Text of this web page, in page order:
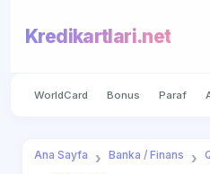
Kredikartlari.net
WorldCard Bonus Paraf
Ana Sayfa Banka / Finans